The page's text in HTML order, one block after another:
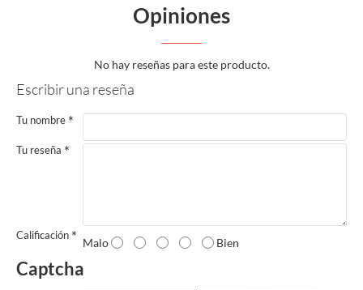
Opiniones
No hay reseñas para este producto.
Escribir una reseña
Tu nombre
Tu reseña
Calificación
Malo Bien
Captcha